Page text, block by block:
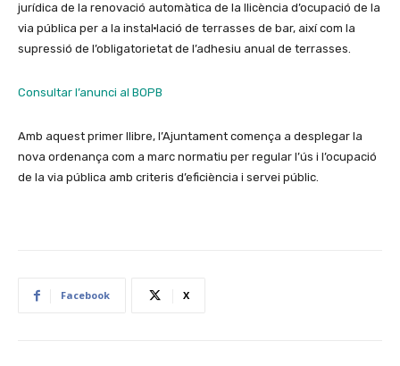
jurídica de la renovació automàtica de la llicència d’ocupació de la
via pública per a la instal·lació de terrasses de bar, així com la
supressió de l’obligatorietat de l’adhesiu anual de terrasses.
Consultar l’anunci al BOPB
Amb aquest primer llibre, l’Ajuntament comença a desplegar la
nova ordenança com a marc normatiu per regular l’ús i l’ocupació
de la via pública amb criteris d’eficiència i servei públic.
Facebook X